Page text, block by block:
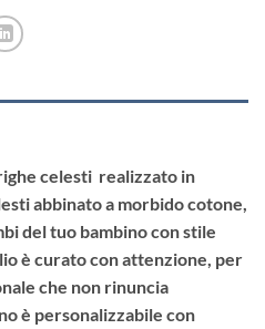
celesti realizzato in
abbinato a morbido cotone,
del tuo bambino con stile
è curato con attenzione, per
che non rinuncia
è personalizzabile con